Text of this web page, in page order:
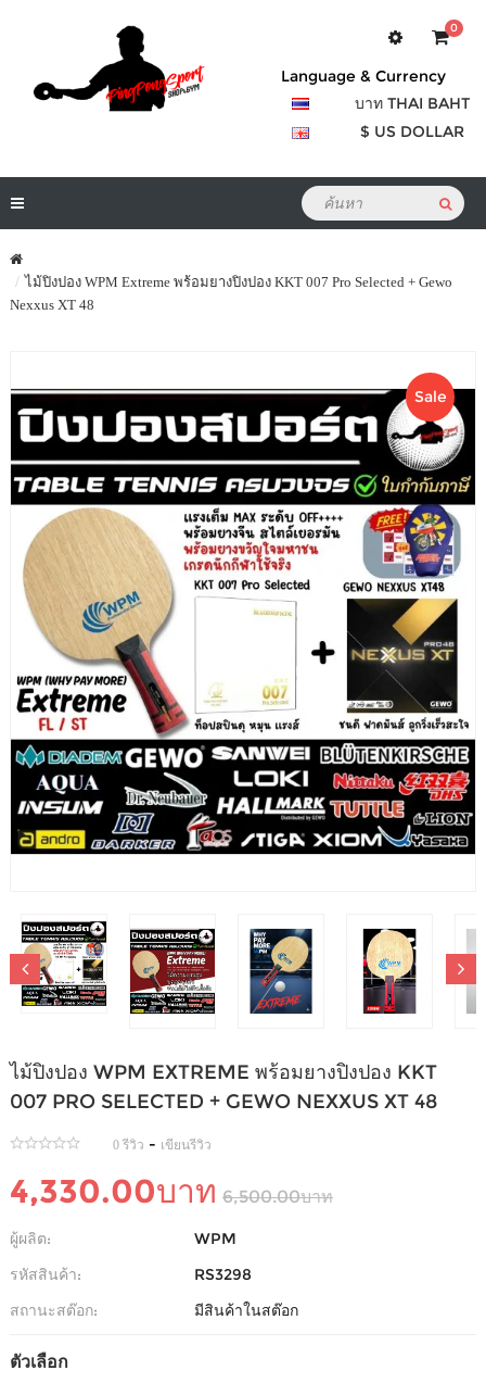
0
Language & Currency
บาท THAI BAHT
$ US DOLLAR
ไม้ปิงปอง WPM Extreme พร้อมยางปิงปอง KKT 007 Pro Selected + Gewo
Nexxus XT 48
Sale
ไม้ปิงปอง WPM EXTREME พร้อมยางปิงปอง KKT
007 PRO SELECTED + GEWO NEXXUS XT 48
0 รีวิว - เขียนรีวิว
4,330.00บาท 6,500.00บาท
ผู้ผลิต:
WPM
รหัสสินค้า:
RS3298
สถานะสต๊อก:
มีสินค้าในสต๊อก
ตัวเลือก